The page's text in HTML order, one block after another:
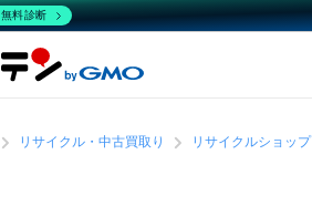
リサイクル・中古買取り リサイクルショップ
無料診断